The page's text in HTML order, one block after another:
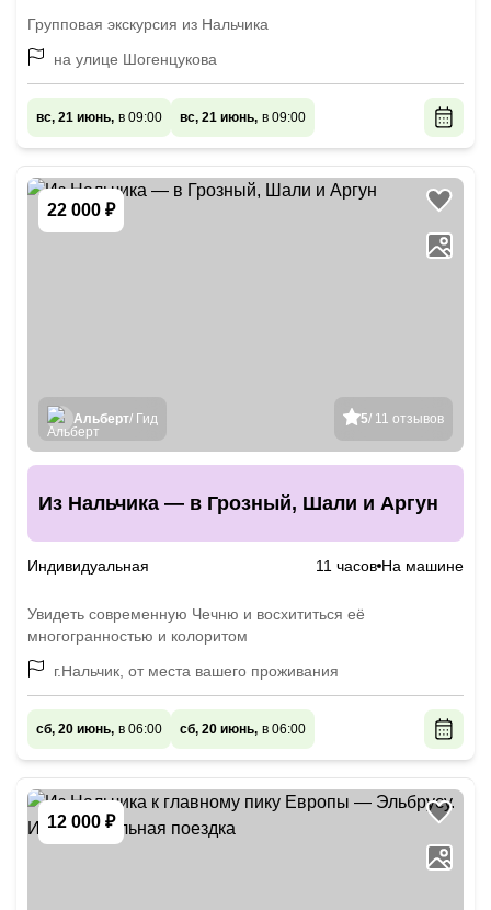
Групповая экскурсия из Нальчика
на улице Шогенцукова
вс, 21 июнь, в 09:00 вс, 21 июнь, в 09:00
22 000 ₽
5/ 11 отзывов
Альберт/ Гид
Из Нальчика — в Грозный, Шали и Аргун
Индивидуальная 11 часов На машине
Увидеть современную Чечню и восхититься её
многогранностью и колоритом
г.Нальчик, от места вашего проживания
сб, 20 июнь, в 06:00 сб, 20 июнь, в 06:00
12 000 ₽